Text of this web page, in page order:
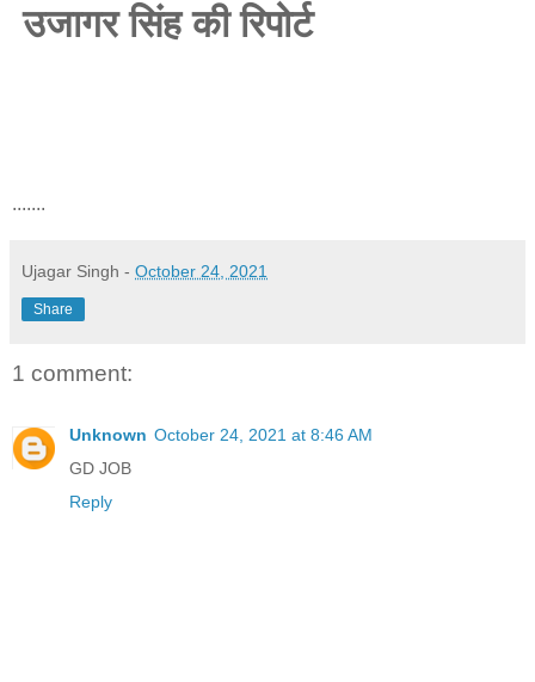
उजागर सिंह की रिपोर्ट
.......
Ujagar Singh - October 24, 2021
Share
1 comment:
Unknown October 24, 2021 at 8:46 AM
GD JOB
Reply